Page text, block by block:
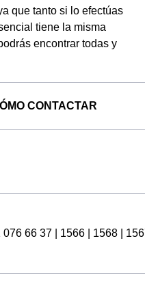
que tanto si lo efectúas
tiene la misma
encontrar todas y
CONTACTAR
076 66 37 | 1566 | 1568 |